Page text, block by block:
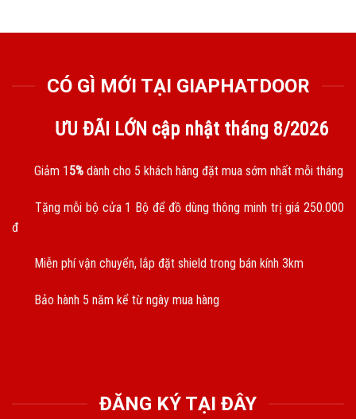
CÓ GÌ MỚI TẠI GIAPHATDOOR
ƯU ĐÃI LỚN cập nhật tháng 8/2026
Giảm 15% dành cho 5 khách hàng đặt mua sớm nhất mỗi tháng
Tặng mỗi bộ cửa 1 Bộ để đồ dùng thông minh trị giá 250.000
đ
Miễn phí vận chuyển, lắp đặt shield trong bán kính 3km
Bảo hành 5 năm kể từ ngày mua hàng
ĐĂNG KÝ TẠI ĐÂY